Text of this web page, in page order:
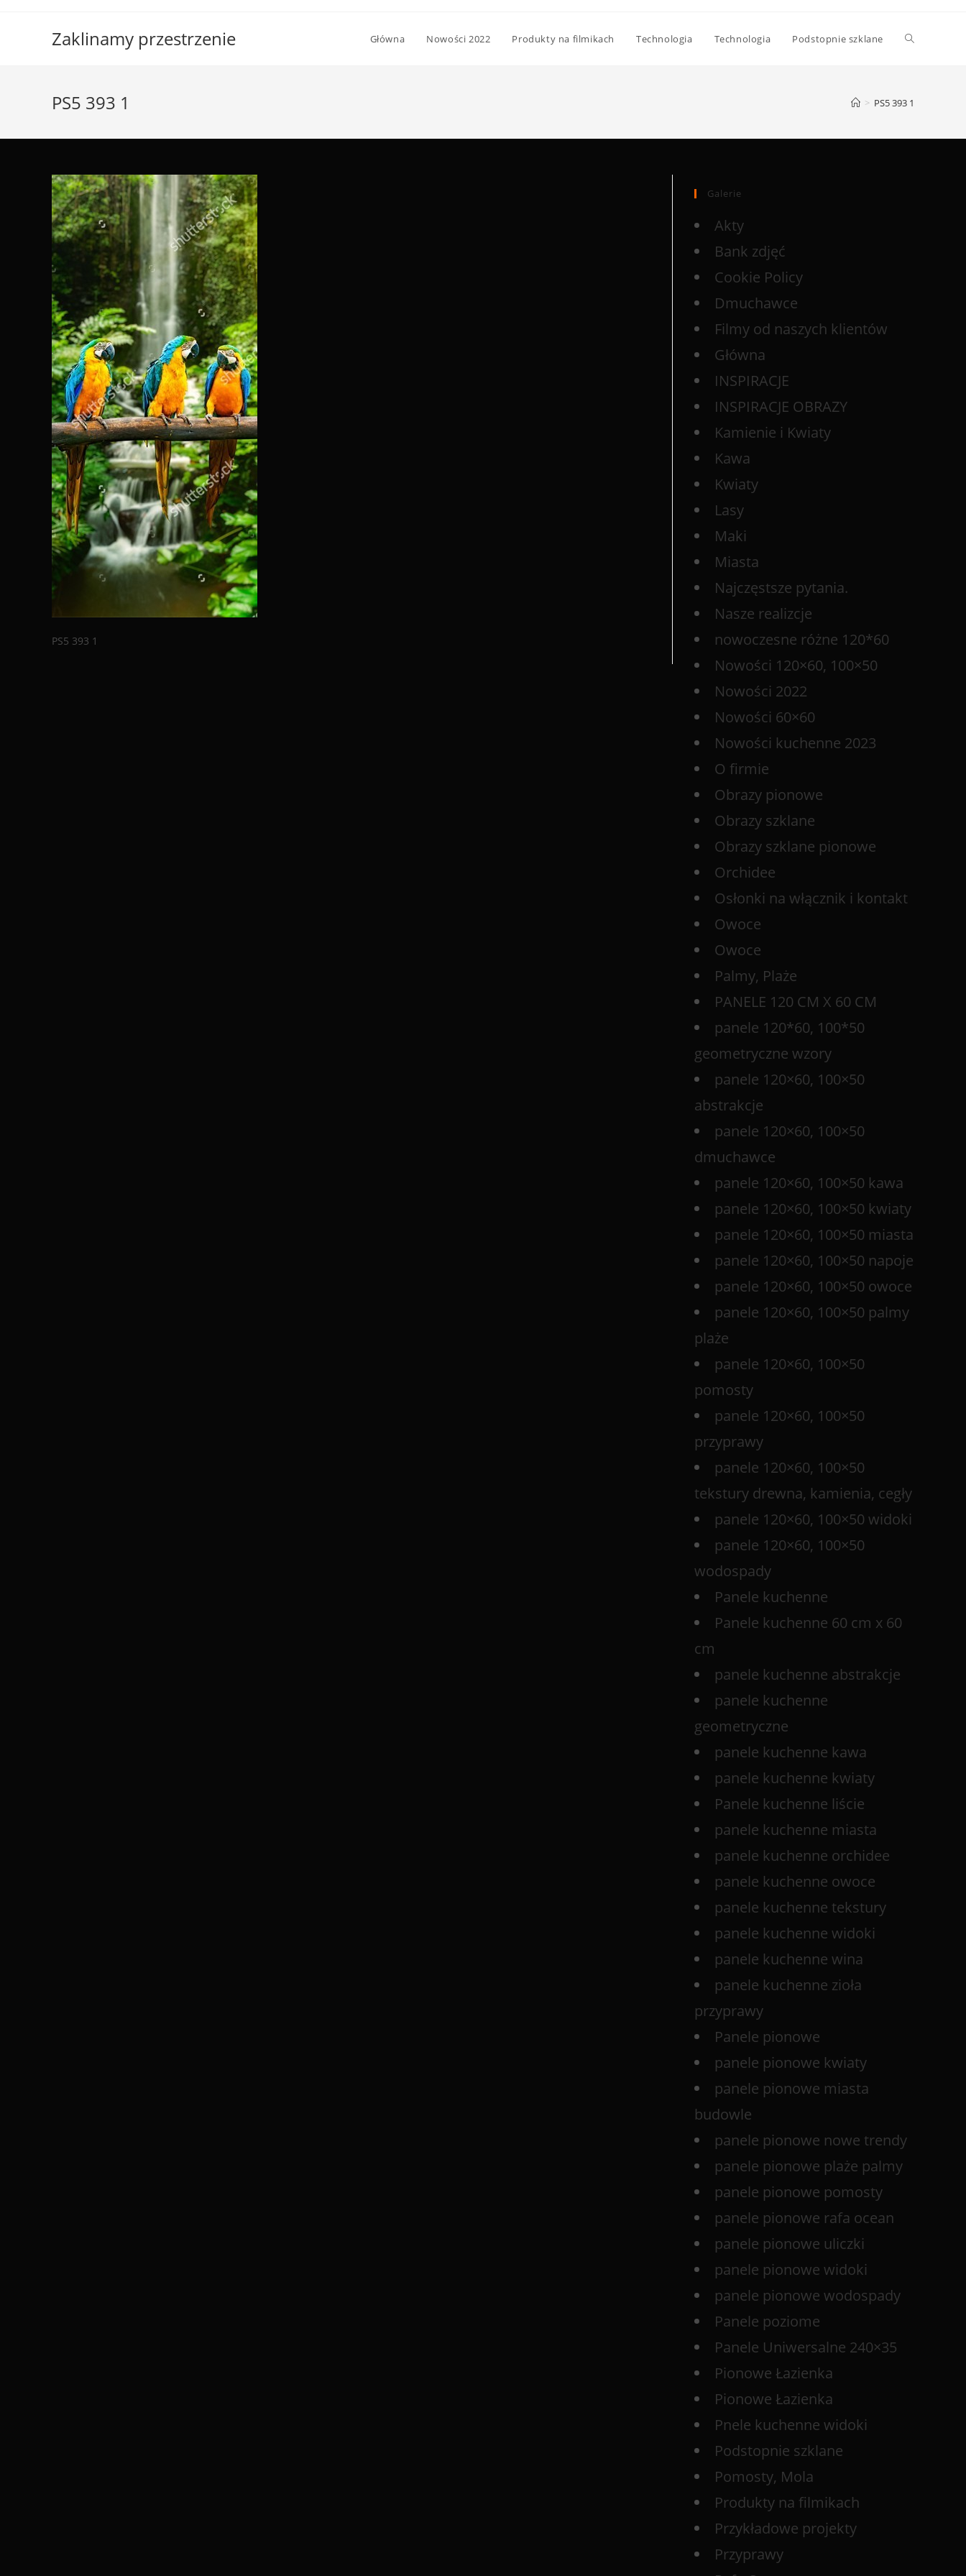
Zaklinamy przestrzenie Główna Nowości 2022 Produkty na filmikach Technologia Technologia Podstopnie szklane
PS5 393 1 > PS5 393 1
PS5 393 1
Galerie
Akty
Bank zdjęć
Cookie Policy
Dmuchawce
Filmy od naszych klientów
Główna
INSPIRACJE
INSPIRACJE OBRAZY
Kamienie i Kwiaty
Kawa
Kwiaty
Lasy
Maki
Miasta
Najczęstsze pytania.
Nasze realizcje
nowoczesne różne 120*60
Nowości 120×60, 100×50
Nowości 2022
Nowości 60×60
Nowości kuchenne 2023
O firmie
Obrazy pionowe
Obrazy szklane
Obrazy szklane pionowe
Orchidee
Osłonki na włącznik i kontakt
Owoce
Owoce
Palmy, Plaże
PANELE 120 CM X 60 CM
panele 120*60, 100*50
geometryczne wzory
panele 120×60, 100×50
abstrakcje
panele 120×60, 100×50
dmuchawce
panele 120×60, 100×50 kawa
panele 120×60, 100×50 kwiaty
panele 120×60, 100×50 miasta
panele 120×60, 100×50 napoje
panele 120×60, 100×50 owoce
panele 120×60, 100×50 palmy
plaże
panele 120×60, 100×50
pomosty
panele 120×60, 100×50
przyprawy
panele 120×60, 100×50
tekstury drewna, kamienia, cegły
panele 120×60, 100×50 widoki
panele 120×60, 100×50
wodospady
Panele kuchenne
Panele kuchenne 60 cm x 60
cm
panele kuchenne abstrakcje
panele kuchenne
geometryczne
panele kuchenne kawa
panele kuchenne kwiaty
Panele kuchenne liście
panele kuchenne miasta
panele kuchenne orchidee
panele kuchenne owoce
panele kuchenne tekstury
panele kuchenne widoki
panele kuchenne wina
panele kuchenne zioła
przyprawy
Panele pionowe
panele pionowe kwiaty
panele pionowe miasta
budowle
panele pionowe nowe trendy
panele pionowe plaże palmy
panele pionowe pomosty
panele pionowe rafa ocean
panele pionowe uliczki
panele pionowe widoki
panele pionowe wodospady
Panele poziome
Panele Uniwersalne 240×35
Pionowe Łazienka
Pionowe Łazienka
Pnele kuchenne widoki
Podstopnie szklane
Pomosty, Mola
Produkty na filmikach
Przykładowe projekty
Przyprawy